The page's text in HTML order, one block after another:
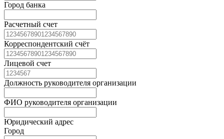
Город банка
Расчетный счет
Корреспондентский счёт
Лицевой счет
Должность руководителя организации
ФИО руководителя организации
Юридический адрес
Город